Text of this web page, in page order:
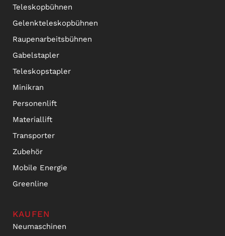
Teleskopbühnen
Gelenkteleskopbühnen
Raupenarbeitsbühnen
Gabelstapler
Teleskopstapler
Minikran
Personenlift
Materiallift
Transporter
Zubehör
Mobile Energie
Greenline
KAUFEN
Neumaschinen